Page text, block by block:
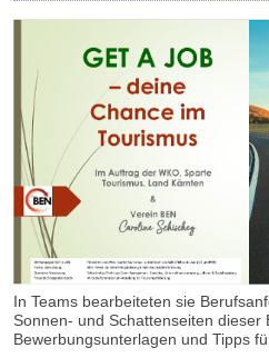
In Teams bearbeiteten sie
Sonnen- und Schattenseiten dieser
Bewerbungsunterlagen und Tipps